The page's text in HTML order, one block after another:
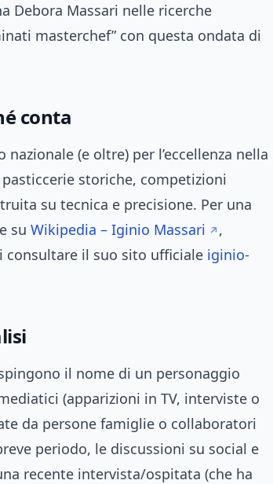
Debora Massari nelle ricerche
masterchef” con questa ondata di
conta
(e oltre) per l’eccellenza nella
storiche, competizioni
su tecnica e precisione. Per una
su Wikipedia – Iginio Massari
,
il suo sito ufficiale iginio-
il nome di un personaggio
(apparizioni in TV, interviste o
da persone famiglie o collaboratori
periodo, le discussioni su social e
recente intervista/ospitata (che ha